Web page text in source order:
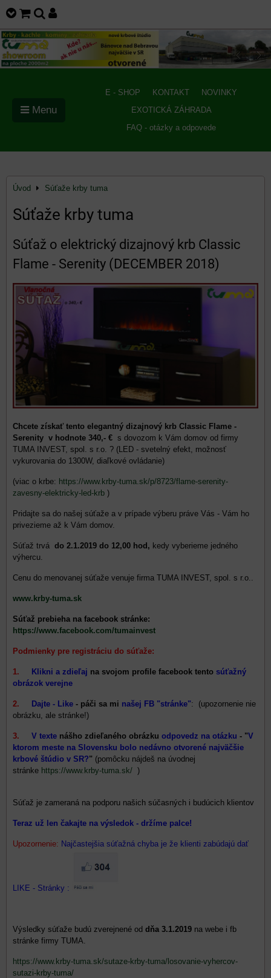
E - SHOP KONTAKT
NOVINKY
EXOTICKÁ ZÁHRADA
FAQ - otázky a odpovede
Menu
Úvod Súťaže krby tuma
Súťaže krby tuma
Súťaž o elektrický dizajnový krb Classic
Flame - Serenity (DECEMBER 2018)
Chcete získať tento elegantný dizajnový krb Classic Flame -
Serenity v hodnote 340,- € s dovozom k Vám domov od firmy
TUMA INVEST, spol. s r.o. ? (LED - svetelný efekt, možnosť
vykurovania do 1300W, diaľkové ovládanie)
(viac o krbe: https://www.krby-tuma.sk/p/8723/flame-serenity-
zavesny-elektricky-led-krb )
Pridajte sa do našej súťaže a v prípade výberu práve Vás - Vám ho
privezieme až k Vám domov.
Súťaž trvá do 2.1.2019 do 12,00 hod, kedy vyberieme jedného
výhercu.
Cenu do menovanej súťaže venuje firma TUMA INVEST, spol. s r.o..
www.krby-tuma.sk
Súťaž prebieha na facebook stránke:
https://www.facebook.com/tumainvest
Podmienky pre registráciu do súťaže:
1. Klikni a zdieľaj na svojom profile facebook tento súťažný
obrázok verejne
2. Dajte - Like - páči sa mi našej FB "stránke": (upozornenie nie
obrázku, ale stránke!)
3. V texte nášho zdieľaného obrázku odpovedz na otázku - "V
ktorom meste na Slovensku bolo nedávno otvorené najväčšie
krbové štúdio v SR?" (pomôcku nájdeš na úvodnej
stránke https://www.krby-tuma.sk/ )
Súťaž je zameraná na podporu našich súčasných i budúcich klientov
Teraz už len čakajte na výsledok - držíme palce!
Upozornenie: Najčastejšia súťažná chyba je že klienti zabúdajú dať
LIKE - Stránky :
Výsledky súťaže budú zverejnené od dňa 3.1.2019 na webe i fb
stránke firmy TUMA.
https://www.krby-tuma.sk/sutaze-krby-tuma/losovanie-vyhercov-
sutazi-krby-tuma/